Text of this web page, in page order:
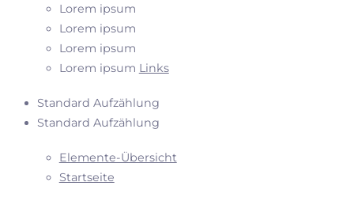
Lorem ipsum
Lorem ipsum
Lorem ipsum
Lorem ipsum Links
Standard Aufzählung
Standard Aufzählung
Elemente-Übersicht
Startseite